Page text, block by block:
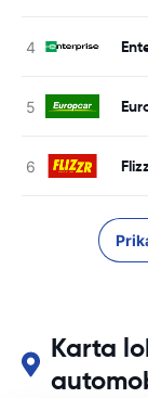
Karta